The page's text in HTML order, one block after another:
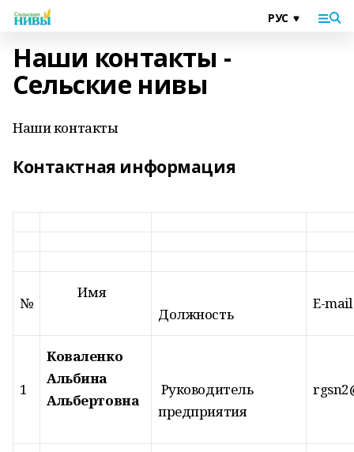
Наши контакты -
Сельские нивы
Наши контакты
Контактная информация
№
Имя
Должность
E-mail
1
Коваленко
Альбина
Альбертовна
Руководитель
предприятия